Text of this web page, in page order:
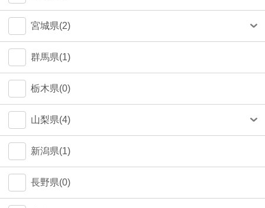
世田谷区(7)
台東区(5)
宮城県(2)
仙台市(2)
群馬県(1)
栃木県(0)
山梨県(4)
甲府市(4)
新潟県(1)
長野県(0)